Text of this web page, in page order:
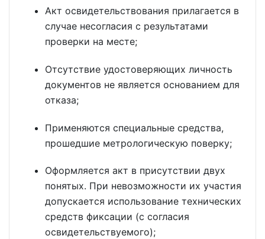
Акт освидетельствования прилагается в
случае несогласия с результатами
проверки на месте;
Отсутствие удостоверяющих личность
документов не является основанием для
отказа;
Применяются специальные средства,
прошедшие метрологическую поверку;
Оформляется акт в присутствии двух
понятых. При невозможности их участия
допускается использование технических
средств фиксации (с согласия
освидетельствуемого);